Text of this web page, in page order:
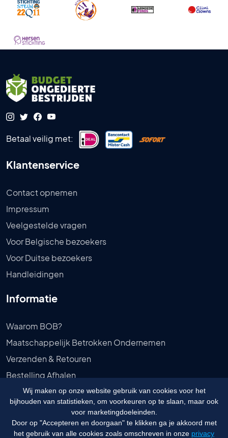
Wij maken op onze website gebruik van cookies voor het
bijhouden van statistieken, om voorkeuren op te slaan, maar ook
voor marketingdoeleinden.
Door op "Accepteren en doorgaan" te klikken ga je akkoord met
het gebruik van alle cookies zoals omschreven in onze privacy
Betaal veilig met:
Klantenservice
Contact opnemen
Impressum
Veelgestelde vragen
Voor Belgische bezoekers
Voor Duitse bezoekers
Handleidingen
Informatie
Waarom BOB?
Maatschappelijk Betrokken Ondernemen
Verzenden & Retouren
Bestelling Afhalen
Privébeleid
Algemene voorwaarden